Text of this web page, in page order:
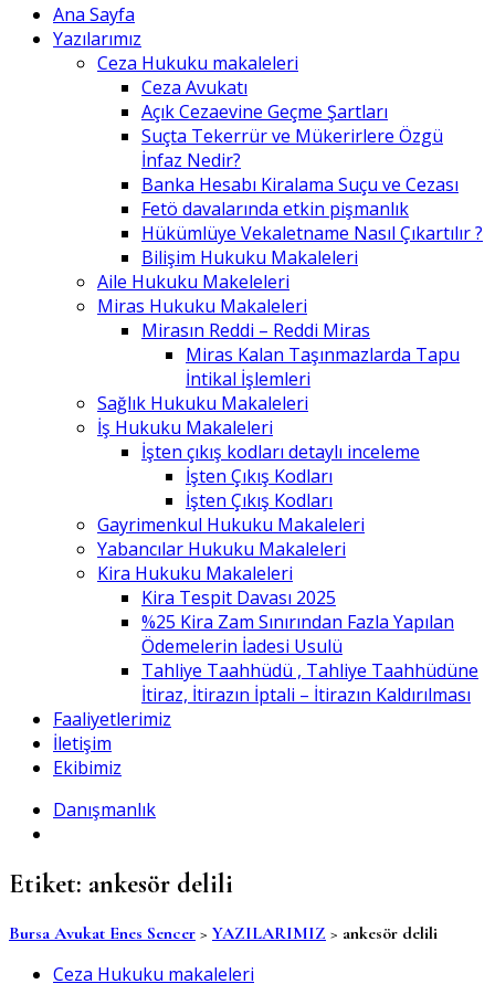
Ana Sayfa
Yazılarımız
Ceza Hukuku makaleleri
Ceza Avukatı
Açık Cezaevine Geçme Şartları
Suçta Tekerrür ve Mükerirlere Özgü
İnfaz Nedir?
Banka Hesabı Kiralama Suçu ve Cezası
Fetö davalarında etkin pişmanlık
Hükümlüye Vekaletname Nasıl Çıkartılır ?
Bilişim Hukuku Makaleleri
Aile Hukuku Makeleleri
Miras Hukuku Makaleleri
Mirasın Reddi – Reddi Miras
Miras Kalan Taşınmazlarda Tapu
İntikal İşlemleri
Sağlık Hukuku Makaleleri
İş Hukuku Makaleleri
İşten çıkış kodları detaylı inceleme
İşten Çıkış Kodları
İşten Çıkış Kodları
Gayrimenkul Hukuku Makaleleri
Yabancılar Hukuku Makaleleri
Kira Hukuku Makaleleri
Kira Tespit Davası 2025
%25 Kira Zam Sınırından Fazla Yapılan
Ödemelerin İadesi Usulü
Tahliye Taahhüdü , Tahliye Taahhüdüne
İtiraz, İtirazın İptali – İtirazın Kaldırılması
Faaliyetlerimiz
İletişim
Ekibimiz
Danışmanlık
Etiket: ankesör delili
Bursa Avukat Enes Sencer > YAZILARIMIZ > ankesör delili
Ceza Hukuku makaleleri